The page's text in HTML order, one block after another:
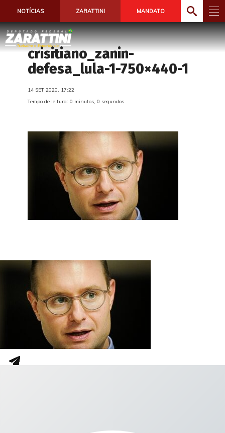
NOTÍCIAS ZARATTINI MANDATO
crisitiano_zanin-
defesa_lula-1-750×440-1
14 SET 2020, 17:22
Tempo de leitura: 0 minutos, 0 segundos